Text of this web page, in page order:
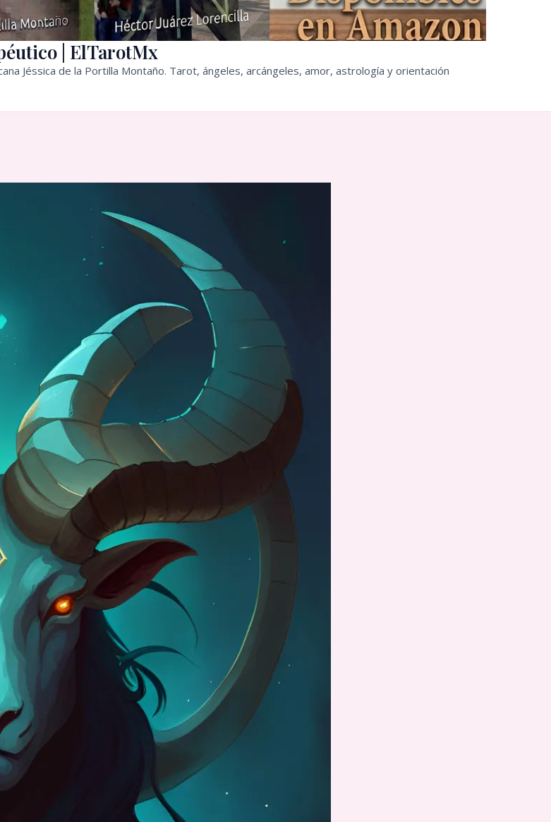
| ElTarotMx
Jéssica de la Portilla Montaño. Tarot, ángeles, arcángeles, amor, astrología y orientación